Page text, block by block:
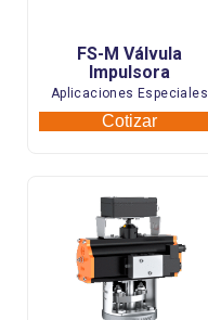
Aplicaciones Especiales
FS-M Válvula
Impulsora
Cotizar